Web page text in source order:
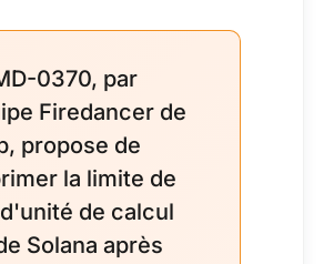
0370, par
Firedancer de
propose de
la limite de
de calcul
Solana après